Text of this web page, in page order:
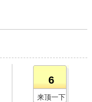
6
来顶一下